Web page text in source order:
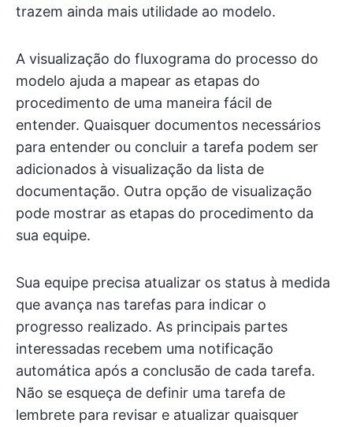
trazem ainda mais utilidade ao modelo.
A visualização do fluxograma do processo do
modelo ajuda a mapear as etapas do
procedimento de uma maneira fácil de
entender. Quaisquer documentos necessários
para entender ou concluir a tarefa podem ser
adicionados à visualização da lista de
documentação. Outra opção de visualização
pode mostrar as etapas do procedimento da
sua equipe.
Sua equipe precisa atualizar os status à medida
que avança nas tarefas para indicar o
progresso realizado. As principais partes
interessadas recebem uma notificação
automática após a conclusão de cada tarefa.
Não se esqueça de definir uma tarefa de
lembrete para revisar e atualizar quaisquer